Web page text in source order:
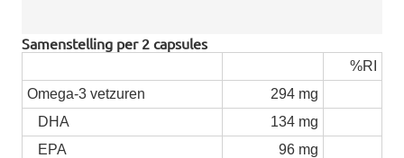
Samenstelling per 2 capsules
%RI
Omega-3 vetzuren
294 mg
DHA
134 mg
EPA
96 mg